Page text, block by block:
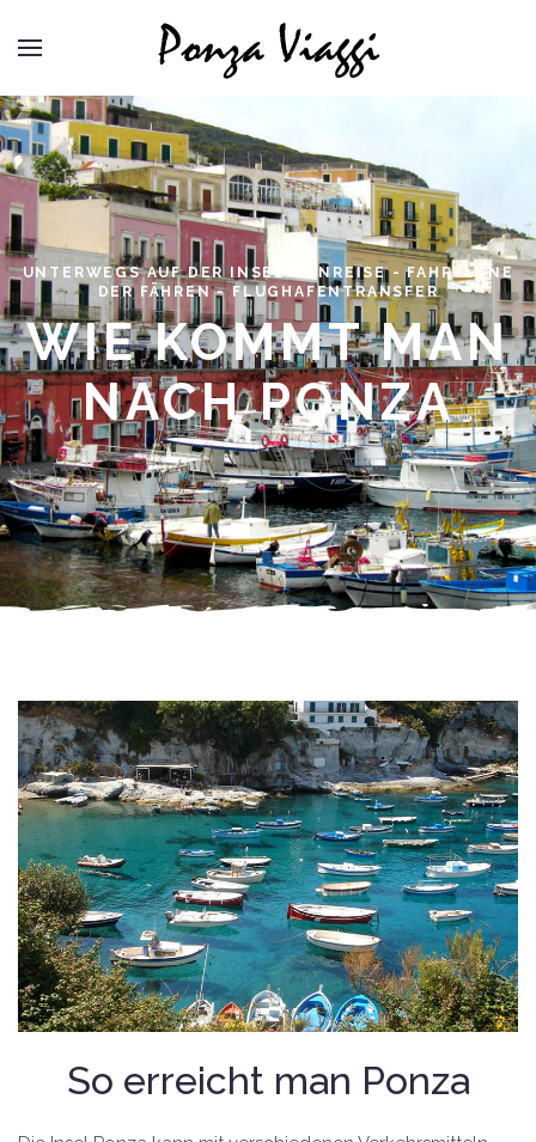
UNTERWEGS AUF DER INSEL - ANREISE - FAHRPLÄNE
DER FÄHREN - FLUGHAFENTRANSFER
WIE KOMMT MAN
NACH PONZA
So erreicht man Ponza